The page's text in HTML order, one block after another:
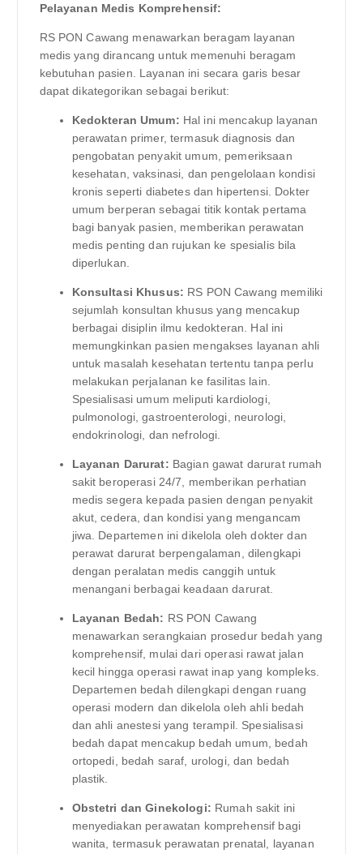
Pelayanan Medis Komprehensif:
RS PON Cawang menawarkan beragam layanan
medis yang dirancang untuk memenuhi beragam
kebutuhan pasien. Layanan ini secara garis besar
dapat dikategorikan sebagai berikut:
Kedokteran Umum: Hal ini mencakup layanan
perawatan primer, termasuk diagnosis dan
pengobatan penyakit umum, pemeriksaan
kesehatan, vaksinasi, dan pengelolaan kondisi
kronis seperti diabetes dan hipertensi. Dokter
umum berperan sebagai titik kontak pertama
bagi banyak pasien, memberikan perawatan
medis penting dan rujukan ke spesialis bila
diperlukan.
Konsultasi Khusus: RS PON Cawang memiliki
sejumlah konsultan khusus yang mencakup
berbagai disiplin ilmu kedokteran. Hal ini
memungkinkan pasien mengakses layanan ahli
untuk masalah kesehatan tertentu tanpa perlu
melakukan perjalanan ke fasilitas lain.
Spesialisasi umum meliputi kardiologi,
pulmonologi, gastroenterologi, neurologi,
endokrinologi, dan nefrologi.
Layanan Darurat: Bagian gawat darurat rumah
sakit beroperasi 24/7, memberikan perhatian
medis segera kepada pasien dengan penyakit
akut, cedera, dan kondisi yang mengancam
jiwa. Departemen ini dikelola oleh dokter dan
perawat darurat berpengalaman, dilengkapi
dengan peralatan medis canggih untuk
menangani berbagai keadaan darurat.
Layanan Bedah: RS PON Cawang
menawarkan serangkaian prosedur bedah yang
komprehensif, mulai dari operasi rawat jalan
kecil hingga operasi rawat inap yang kompleks.
Departemen bedah dilengkapi dengan ruang
operasi modern dan dikelola oleh ahli bedah
dan ahli anestesi yang terampil. Spesialisasi
bedah dapat mencakup bedah umum, bedah
ortopedi, bedah saraf, urologi, dan bedah
plastik.
Obstetri dan Ginekologi: Rumah sakit ini
menyediakan perawatan komprehensif bagi
wanita, termasuk perawatan prenatal, layanan